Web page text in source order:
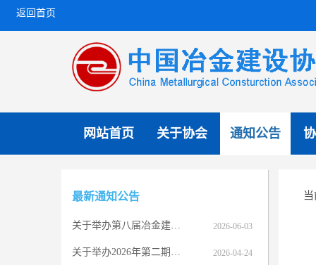
返回首页
网站首页 关于协会 通知公告
最新通知公告
关于举办第八届冶金建设行业 BIM大赛的通知 2026-06-03
关于举办2026年第二期压力管道设计审批人员专业提升培训（网络）班的通知 2026-04-24